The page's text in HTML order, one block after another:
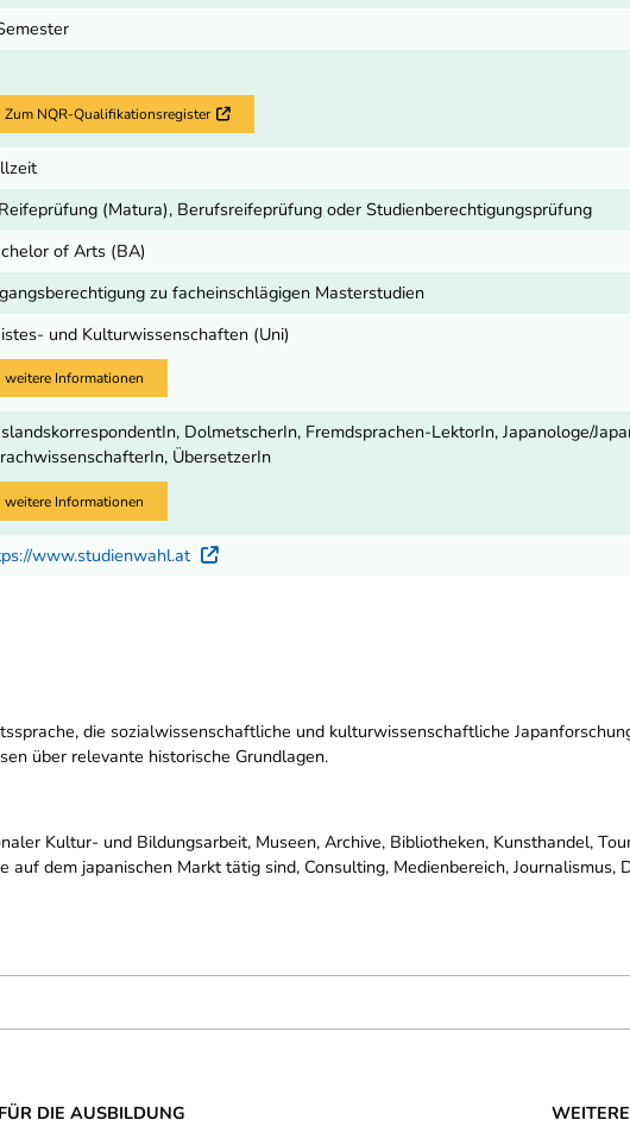
Zum NQR-Qualifikationsregister Externer Link
Reifeprüfung (Matura), Berufsreifeprüfung oder Studienberechtigungsprüfung
of Arts (BA)
zu facheinschlägigen Masterstudien
und Kulturwissenschaften (Uni)
weitere Informationen
DolmetscherIn, Fremdsprachen-LektorIn, Japanologe/
ÜbersetzerIn
weitere Informationen
www.studienwahl.at Externer Link
die sozialwissenschaftliche und kulturwissenschaftliche
über relevante historische Grundlagen.
Kultur- und Bildungsarbeit, Museen, Archive, Bibliotheken, Kunsthandel,
auf dem japanischen Markt tätig sind, Consulting, Medienbereich,
DIE AUSBILDUNG